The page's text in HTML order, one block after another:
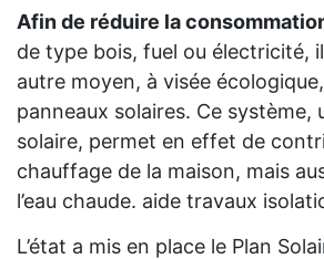
Afin de réduire la
de type bois, fuel ou électricité,
autre moyen, à visée
panneaux solaires. Ce système,
solaire, permet en effet de
chauffage de la maison, mais
l’eau chaude. aide travaux
L’état a mis en place le Plan